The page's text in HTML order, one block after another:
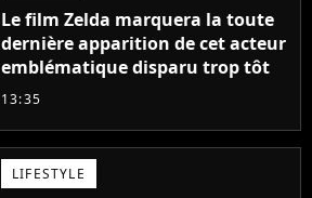
Le film Zelda marquera la toute
dernière apparition de cet acteur
emblématique disparu trop tôt
13:35
LIFESTYLE